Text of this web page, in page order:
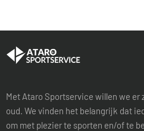
Met Ataro Sportservice willen we
oud. We vinden het belangrijk dat
om met plezier te sporten en/of te